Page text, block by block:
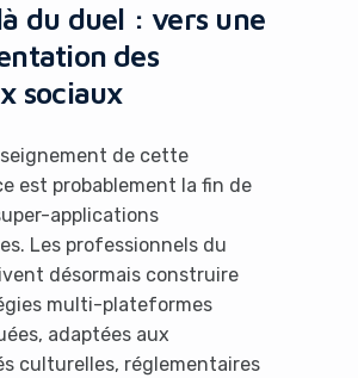
du duel : vers une
des
sociaux
de cette
est probablement la fin de
applications
Les professionnels du
désormais construire
multi-plateformes
adaptées aux
culturelles, réglementaires